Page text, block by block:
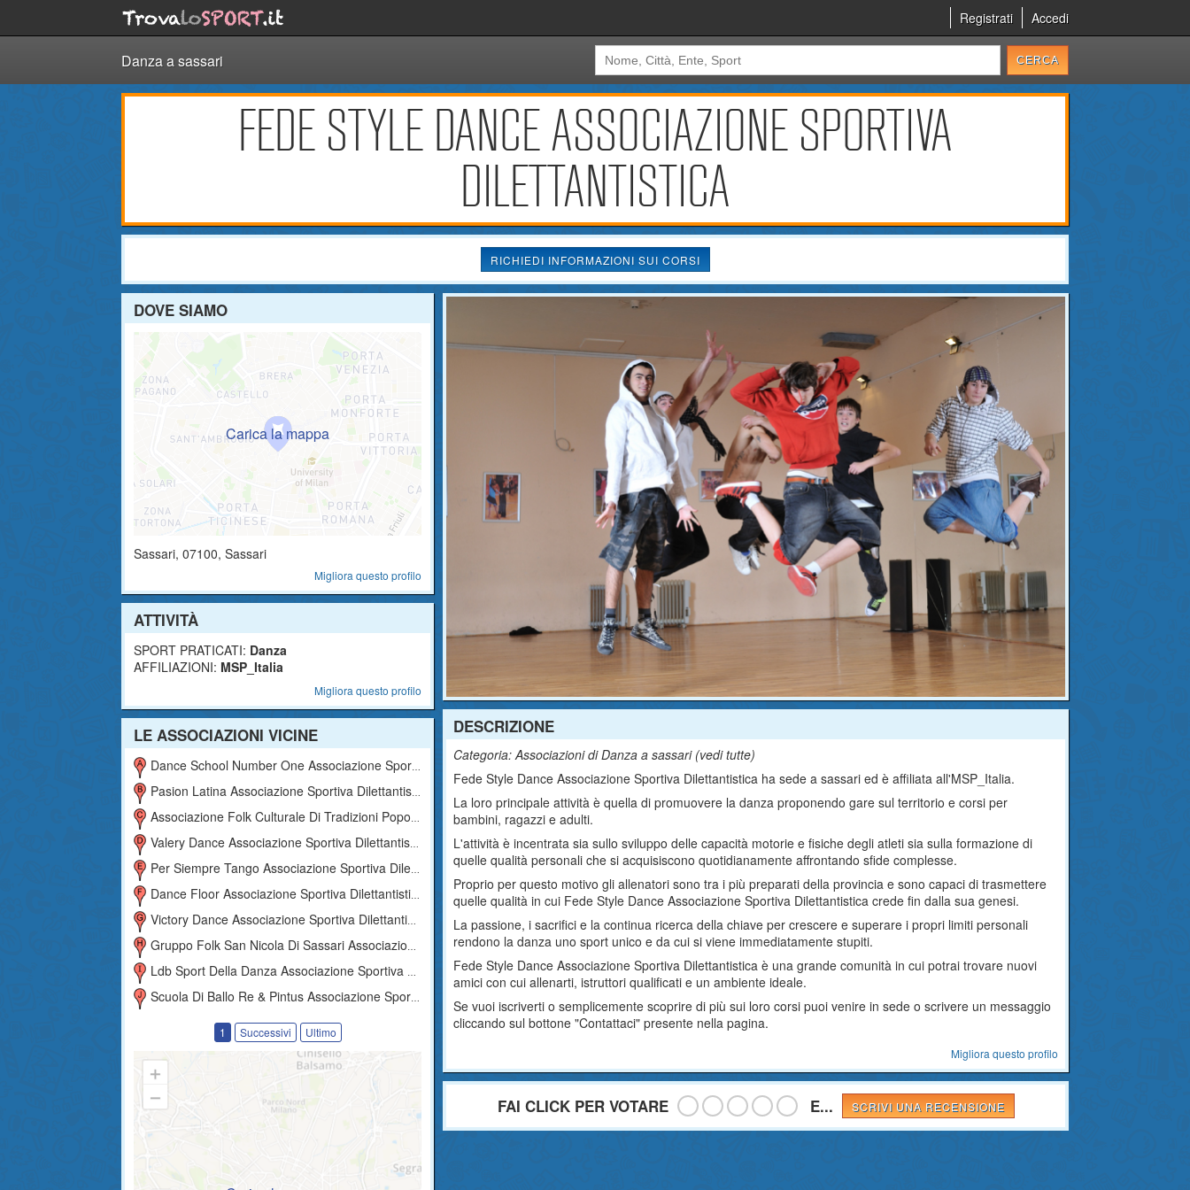
Registrati Accedi
Danza a sassari
FEDE STYLE DANCE ASSOCIAZIONE SPORTIVA
DILETTANTISTICA
RICHIEDI INFORMAZIONI SUI CORSI
DOVE SIAMO
Sassari, 07100, Sassari
Migliora questo profilo
ATTIVITÀ
SPORT PRATICATI: Danza
AFFILIAZIONI: MSP_Italia
Migliora questo profilo
LE ASSOCIAZIONI VICINE
Dance School Number One Associazione Sportiva Dilettantistica
Pasion Latina Associazione Sportiva Dilettantistica
Associazione Folk Culturale Di Tradizioni Popolari 'gurusele' Thathari
Valery Dance Associazione Sportiva Dilettantistica
Per Siempre Tango Associazione Sportiva Dilettantistica
Dance Floor Associazione Sportiva Dilettantistica
Victory Dance Associazione Sportiva Dilettantistica
Gruppo Folk San Nicola Di Sassari Associazione Sportiva Dilettantistica
Ldb Sport Della Danza Associazione Sportiva Dilettantistica
Scuola Di Ballo Re & Pintus Associazione Sportiva Dilettantistica
1 Successivi Ultimo
DESCRIZIONE
Categoria: Associazioni di Danza a sassari (vedi tutte)
Fede Style Dance Associazione Sportiva Dilettantistica ha sede a sassari ed è affiliata all'MSP_Italia.
La loro principale attività è quella di promuovere la danza proponendo gare sul territorio e corsi per
bambini, ragazzi e adulti.
L'attività è incentrata sia sullo sviluppo delle capacità motorie e fisiche degli atleti sia sulla formazione di
quelle qualità personali che si acquisiscono quotidianamente affrontando sfide complesse.
Proprio per questo motivo gli allenatori sono tra i più preparati della provincia e sono capaci di trasmettere
quelle qualità in cui Fede Style Dance Associazione Sportiva Dilettantistica crede fin dalla sua genesi.
La passione, i sacrifici e la continua ricerca della chiave per crescere e superare i propri limiti personali
rendono la danza uno sport unico e da cui si viene immediatamente stupiti.
Fede Style Dance Associazione Sportiva Dilettantistica è una grande comunità in cui potrai trovare nuovi
amici con cui allenarti, istruttori qualificati e un ambiente ideale.
Se vuoi iscriverti o semplicemente scoprire di più sui loro corsi puoi venire in sede o scrivere un messaggio
cliccando sul bottone "Contattaci" presente nella pagina.
Migliora questo profilo
FAI CLICK PER VOTARE E... SCRIVI UNA RECENSIONE